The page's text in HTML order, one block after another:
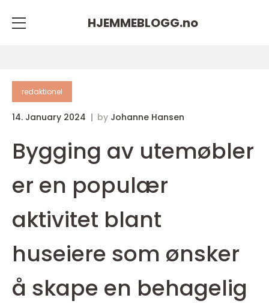
HJEMMEBLOGG.no
redaktionel
14. January 2024 by Johanne Hansen
Bygging av utemøbler
er en populær
aktivitet blant
huseiere som ønsker
å skape en behagelig